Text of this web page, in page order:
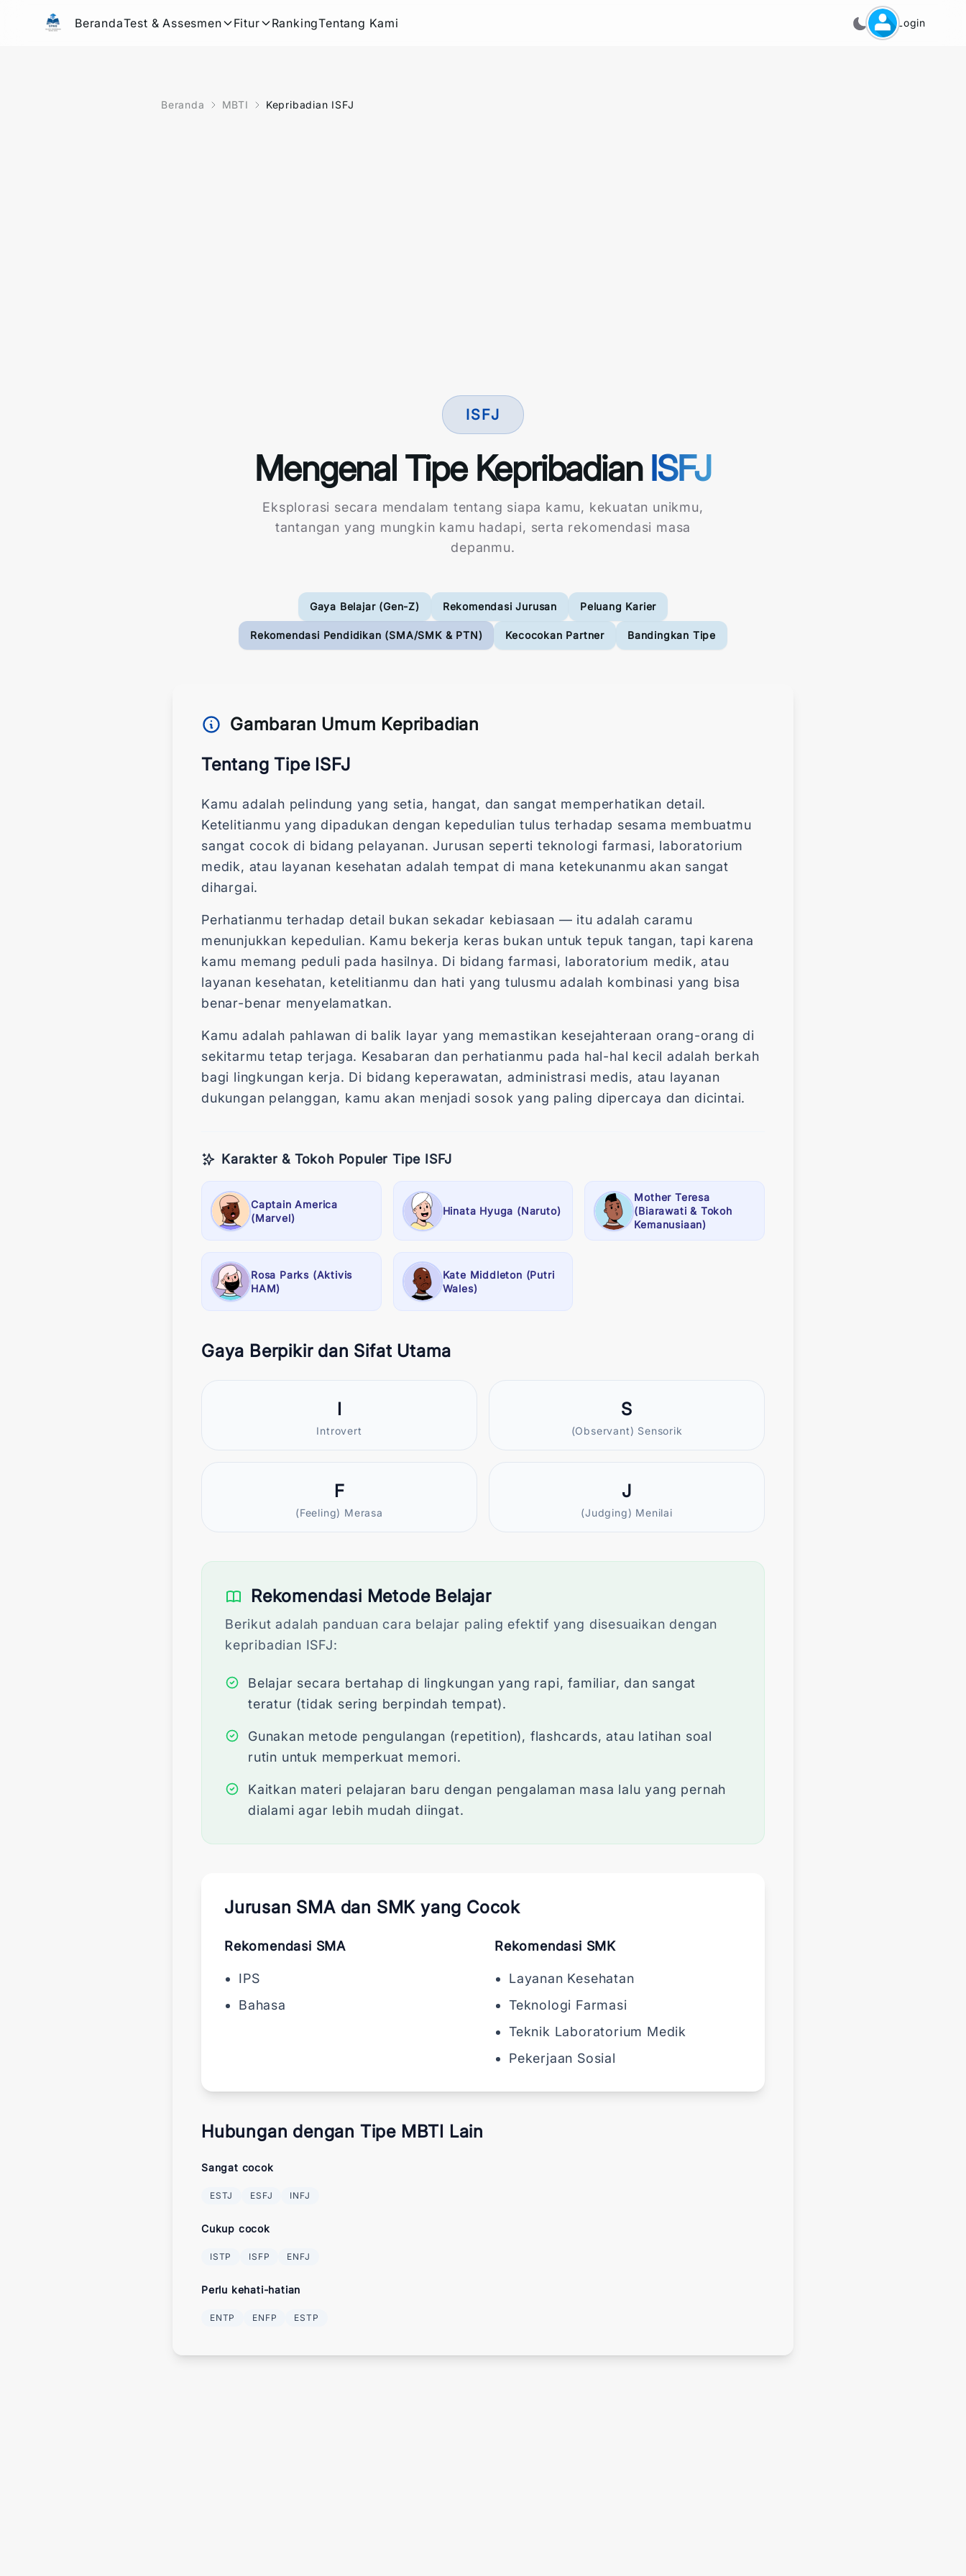
BerandaTest & Assesmen Fitur RankingTentang Kami Login
Beranda MBTI Kepribadian ISFJ
ISFJ
Mengenal Tipe Kepribadian ISFJ
Eksplorasi secara mendalam tentang siapa kamu, kekuatan unikmu,
tantangan yang mungkin kamu hadapi, serta rekomendasi masa
depanmu.
Gaya Belajar (Gen-Z) Rekomendasi Jurusan Peluang Karier
Rekomendasi Pendidikan (SMA/SMK & PTN) Kecocokan Partner Bandingkan Tipe
Gambaran Umum Kepribadian
Tentang Tipe ISFJ
Kamu adalah pelindung yang setia, hangat, dan sangat memperhatikan detail.
Ketelitianmu yang dipadukan dengan kepedulian tulus terhadap sesama membuatmu
sangat cocok di bidang pelayanan. Jurusan seperti teknologi farmasi, laboratorium
medik, atau layanan kesehatan adalah tempat di mana ketekunanmu akan sangat
dihargai.
Perhatianmu terhadap detail bukan sekadar kebiasaan — itu adalah caramu
menunjukkan kepedulian. Kamu bekerja keras bukan untuk tepuk tangan, tapi karena
kamu memang peduli pada hasilnya. Di bidang farmasi, laboratorium medik, atau
layanan kesehatan, ketelitianmu dan hati yang tulusmu adalah kombinasi yang bisa
benar-benar menyelamatkan.
Kamu adalah pahlawan di balik layar yang memastikan kesejahteraan orang-orang di
sekitarmu tetap terjaga. Kesabaran dan perhatianmu pada hal-hal kecil adalah berkah
bagi lingkungan kerja. Di bidang keperawatan, administrasi medis, atau layanan
dukungan pelanggan, kamu akan menjadi sosok yang paling dipercaya dan dicintai.
Karakter & Tokoh Populer Tipe ISFJ
Captain America
(Marvel)
Hinata Hyuga (Naruto)
Mother Teresa
(Biarawati & Tokoh
Kemanusiaan)
Rosa Parks (Aktivis
HAM)
Kate Middleton (Putri
Wales)
Gaya Berpikir dan Sifat Utama
I
Introvert
S
(Observant) Sensorik
F
(Feeling) Merasa
J
(Judging) Menilai
Rekomendasi Metode Belajar
Berikut adalah panduan cara belajar paling efektif yang disesuaikan dengan
kepribadian ISFJ:
Belajar secara bertahap di lingkungan yang rapi, familiar, dan sangat
teratur (tidak sering berpindah tempat).
Gunakan metode pengulangan (repetition), flashcards, atau latihan soal
rutin untuk memperkuat memori.
Kaitkan materi pelajaran baru dengan pengalaman masa lalu yang pernah
dialami agar lebih mudah diingat.
Jurusan SMA dan SMK yang Cocok
Rekomendasi SMA
IPS
Bahasa
Rekomendasi SMK
Layanan Kesehatan
Teknologi Farmasi
Teknik Laboratorium Medik
Pekerjaan Sosial
Hubungan dengan Tipe MBTI Lain
Sangat cocok
ESTJ ESFJ INFJ
Cukup cocok
ISTP ISFP ENFJ
Perlu kehati-hatian
ENTP ENFP ESTP